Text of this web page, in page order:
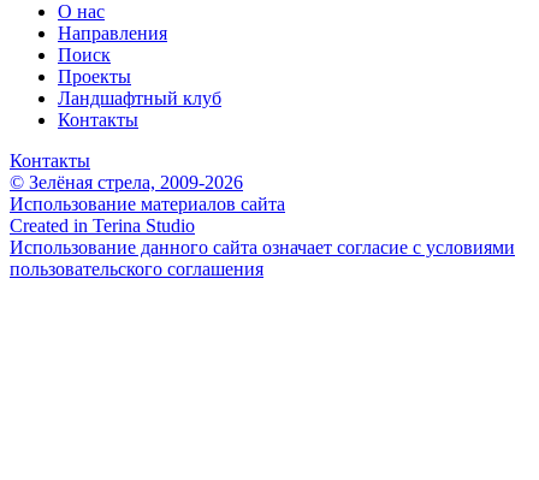
О нас
Направления
Поиск
Проекты
Ландшафтный клуб
Контакты
Контакты
© Зелёная стрела, 2009-2026
Использование материалов сайта
Created in Terina Studio
Использование данного сайта означает согласие с условиями
пользовательского соглашения